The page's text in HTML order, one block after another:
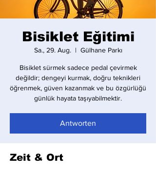
Bisiklet Eğitimi
Sa., 29. Aug.
  |
Gülhane Parkı
Bisiklet sürmek sadece pedal çevirmek
değildir; dengeyi kurmak, doğru teknikleri
öğrenmek, güven kazanmak ve bu özgürlüğü
günlük hayata taşıyabilmektir.
Antworten
Zeit & Ort